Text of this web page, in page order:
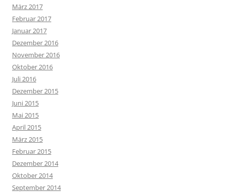
März 2017
Februar 2017
Januar 2017
Dezember 2016
November 2016
Oktober 2016
Juli 2016
Dezember 2015
Juni 2015
Mai 2015
April 2015
März 2015
Februar 2015
Dezember 2014
Oktober 2014
September 2014